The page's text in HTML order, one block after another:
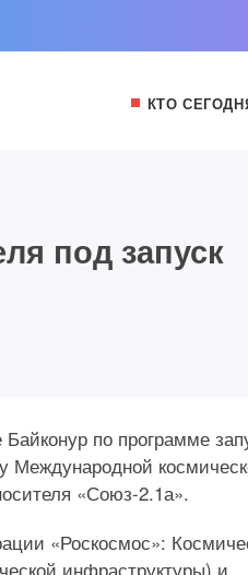
КТО
под запуск
по программе
Международной
«Союз-2.1а».
«Роскосмос»:
инфраструктуры) и